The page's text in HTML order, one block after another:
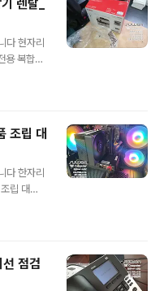
이젠 R
다고 합
랭쿨러 요
A
4.0 을
렌탈_
다 현자리
용 복합기
기가 에
[Canon]
한잉크젯
21~30p
스크린L
조립 대
다 한자리
립 대
립대행
점검